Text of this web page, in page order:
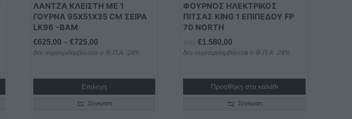
ΛΑΝΤΖΑ ΚΛΕΙΣΤΗ ΜΕ 1
ΓΟΥΡΝΑ 95X51X35 CM ΣΕΙΡΑ
LK96 -BAM
€625,00 – €725,00Price
range:
€725,00
δεν συμπεριλαμβάνεται ο Φ.Π.Α. 24%
Επιλογή
σελίδα
του
Σύγκριση
ΦΟΥΡΝΟΣ ΗΛΕΚΤΡΙΚΟΣ
ΠΙΤΣΑΣ KING 1 ΕΠΙΠΕΔΟΥ FP
70 NORTH
ΑΠΌ:€1.580,00
δεν συμπεριλαμβάνεται ο Φ.Π.Α. 24%
Προσθήκη στο καλάθι
Σύγκριση